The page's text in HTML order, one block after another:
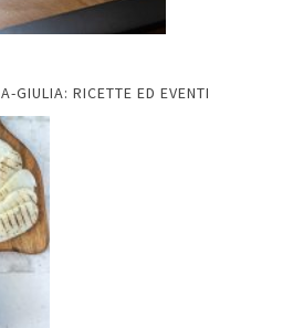
GIULIA: RICETTE ED EVENTI